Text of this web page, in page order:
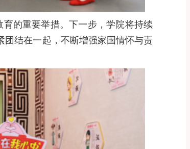
的重要举措。下一步，学院将持续
团结在一起，不断增强家国情怀与责